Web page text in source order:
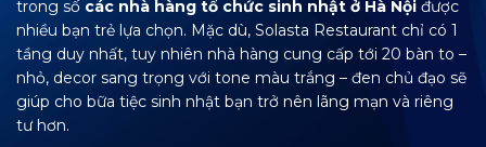
trong số các nhà hàng tổ chức sinh nhật ở Hà Nội được
nhiều bạn trẻ lựa chọn. Mặc dù, Solasta Restaurant chỉ có 1
tầng duy nhất, tuy nhiên nhà hàng cung cấp tới 20 bàn to –
nhỏ, decor sang trọng với tone màu trắng – đen chủ đạo sẽ
giúp cho bữa tiệc sinh nhật bạn trở nên lãng mạn và riêng
tư hơn.